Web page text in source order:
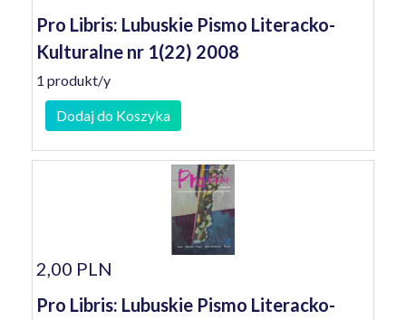
Pro Libris: Lubuskie Pismo Literacko-
Kulturalne nr 1(22) 2008
1 produkt/y
Dodaj do Koszyka
2,00 PLN
Pro Libris: Lubuskie Pismo Literacko-